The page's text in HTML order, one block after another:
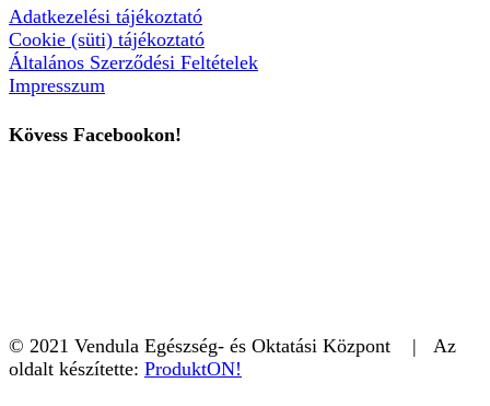
Adatkezelési tájékoztató
Cookie (süti) tájékoztató
Általános Szerződési Feltételek
Impresszum
Kövess Facebookon!
© 2021 Vendula Egészség- és Oktatási Központ | Az
oldalt készítette: ProduktON!